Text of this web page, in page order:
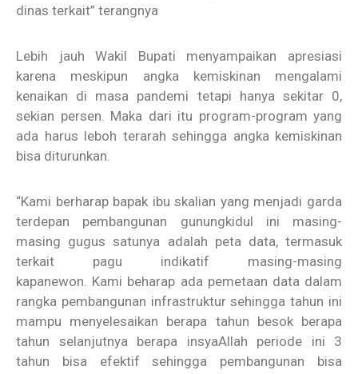
dinas terkait” terangnya
Lebih jauh Wakil Bupati menyampaikan apresiasi
karena meskipun angka kemiskinan mengalami
kenaikan di masa pandemi tetapi hanya sekitar 0,
sekian persen. Maka dari itu program-program yang
ada harus leboh terarah sehingga angka kemiskinan
bisa diturunkan.
“Kami berharap bapak ibu skalian yang menjadi garda
terdepan pembangunan gunungkidul ini masing-
masing gugus satunya adalah peta data, termasuk
terkait pagu indikatif masing-masing
kapanewon. Kami beharap ada pemetaan data dalam
rangka pembangunan infrastruktur sehingga tahun ini
mampu menyelesaikan berapa tahun besok berapa
tahun selanjutnya berapa insyaAllah periode ini 3
tahun bisa efektif sehingga pembangunan bisa